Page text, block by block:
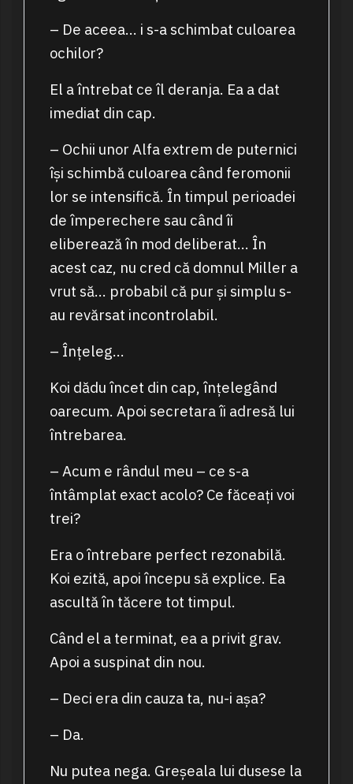
– De aceea… i s-a schimbat culoarea
ochilor?
El a întrebat ce îl deranja. Ea a dat
imediat din cap.
– Ochii unor Alfa extrem de puternici
își schimbă culoarea când feromonii
lor se intensifică. În timpul perioadei
de împerechere sau când îi
eliberează în mod deliberat… În
acest caz, nu cred că domnul Miller a
vrut să… probabil că pur și simplu s-
au revărsat incontrolabil.
– Înțeleg…
Koi dădu încet din cap, înțelegând
oarecum. Apoi secretara îi adresă lui
întrebarea.
– Acum e rândul meu – ce s-a
întâmplat exact acolo? Ce făceați voi
trei?
Era o întrebare perfect rezonabilă.
Koi ezită, apoi începu să explice. Ea
ascultă în tăcere tot timpul.
Când el a terminat, ea a privit grav.
Apoi a suspinat din nou.
– Deci era din cauza ta, nu-i așa?
– Da.
Nu putea nega. Greșeala lui dusese la